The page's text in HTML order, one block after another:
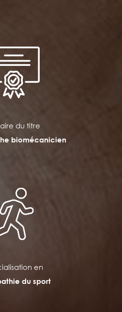
du titre
biomécanicien
en
du sport